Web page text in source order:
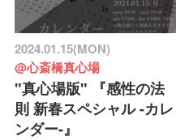
2024.01.15(MON)
@心斎橋真心場
"真心場版" 『感性の法
則 新春スペシャル -カレ
ンダー-』